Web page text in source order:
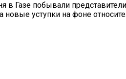
в Газе побывали
новые уступки на фоне